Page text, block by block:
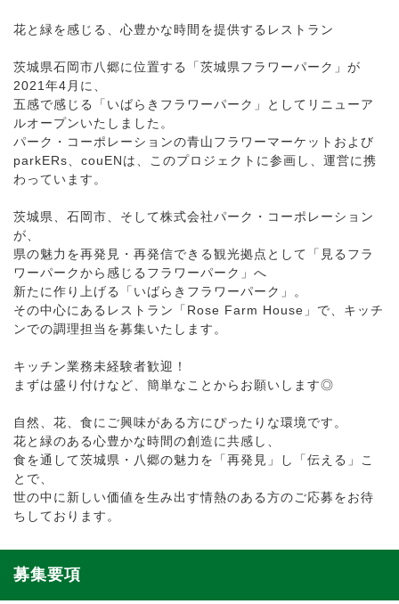
花と緑を感じる、心豊かな時間を提供するレストラン
茨城県石岡市八郷に位置する「茨城県フラワーパーク」が
2021年4月に、
五感で感じる「いばらきフラワーパーク」としてリニューア
ルオープンいたしました。
パーク・コーポレーションの青山フラワーマーケットおよび
parkERs、couENは、このプロジェクトに参画し、運営に携
わっています。
茨城県、石岡市、そして株式会社パーク・コーポレーション
が、
県の魅力を再発見・再発信できる観光拠点として「見るフラ
ワーパークから感じるフラワーパーク」へ
新たに作り上げる「いばらきフラワーパーク」。
その中心にあるレストラン「Rose Farm House」で、キッチ
ンでの調理担当を募集いたします。
キッチン業務未経験者歓迎！
まずは盛り付けなど、簡単なことからお願いします◎
自然、花、食にご興味がある方にぴったりな環境です。
花と緑のある心豊かな時間の創造に共感し、
食を通して茨城県・八郷の魅力を「再発見」し「伝える」こ
とで、
世の中に新しい価値を生み出す情熱のある方のご応募をお待
ちしております。
募集要項